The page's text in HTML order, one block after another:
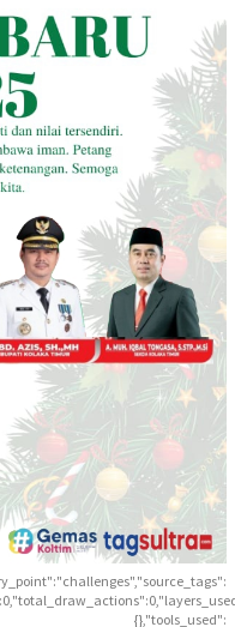
{},"tools_used":